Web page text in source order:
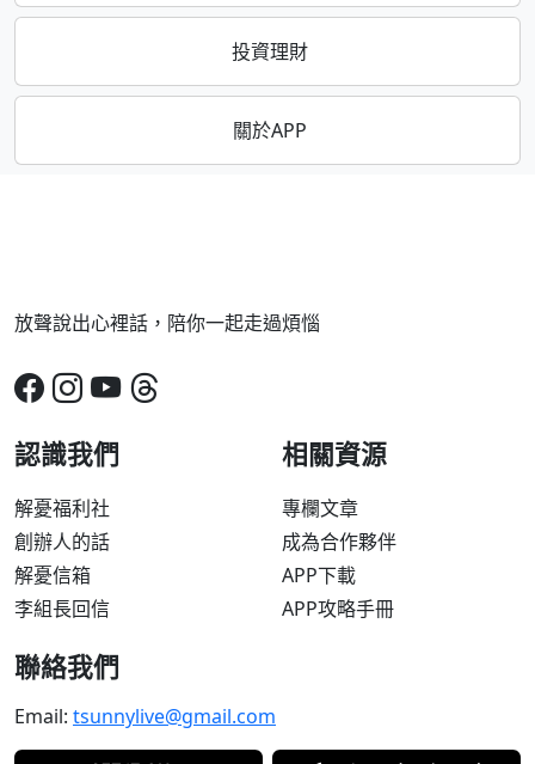
投資理財
關於APP
放聲說出心裡話，陪你一起走過煩惱
認識我們
解憂福利社
創辦人的話
解憂信箱
李組長回信
相關資源
專欄文章
成為合作夥伴
APP下載
APP攻略手冊
聯絡我們
Email: tsunnylive@gmail.com